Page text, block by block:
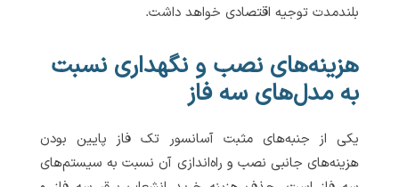
بلندمدت توجیه اقتصادی خواهد داشت.
هزینه‌های نصب و نگهداری نسبت
به مدل‌های سه فاز
یکی از جنبه‌های مثبت آسانسور تک فاز پایین بودن
هزینه‌های جانبی نصب و راه‌اندازی آن نسبت به سیستم‌های